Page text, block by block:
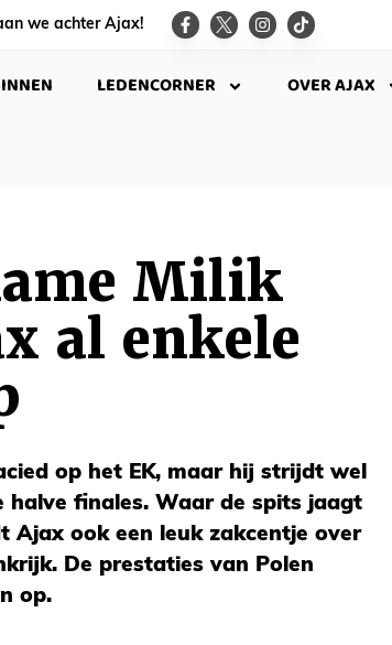
we achter Ajax!
LEDENCORNER OVER AJAX
Milik
al enkele
op het EK, maar hij strijdt wel
halve finales. Waar de spits jaagt
Ajax ook een leuk zakcentje over
De prestaties van Polen
op.